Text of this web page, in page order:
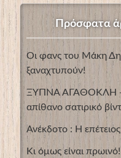
Πρόσφατα
Οι φανς του Μάκη
ξαναχτυπούν!
ΞΥΠΝΑ ΑΓΑΘΟΚΛΗ
απίθανο σατιρικό
Ανέκδοτο : Η
Κι όμως είναι πρωινό!